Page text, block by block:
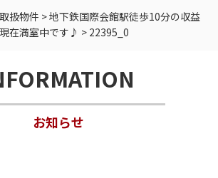
取扱物件 >地下鉄国際会館駅徒歩10分の収益
在満室中です♪ > 22395_0
お知らせ